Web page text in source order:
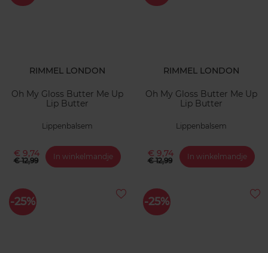
RIMMEL LONDON
Oh My Gloss Butter Me Up
Lip Butter
Lippenbalsem
€ 9,74
€ 12,99 In winkelmandje
RIMMEL LONDON
Oh My Gloss Butter Me Up
Lip Butter
Lippenbalsem
€ 9,74
€ 12,99 In winkelmandje
-25% -25%